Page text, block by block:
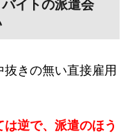
イトの派遣会
きの無い直接雇用
逆で、派遣のほう